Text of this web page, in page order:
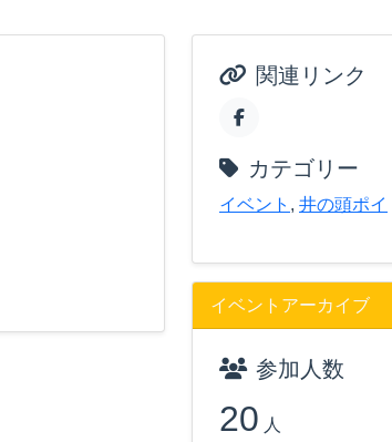
関連リンク
カテゴリー
イベント , 井の頭ポイ
イベントアーカイブ
参加人数
20 人